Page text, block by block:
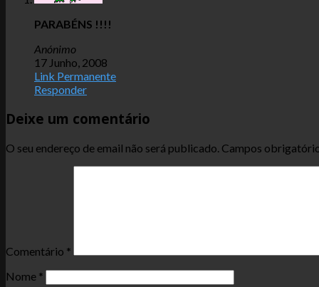
PARABÉNS !!!!
Anónimo
17 Junho, 2008
Link Permanente
Responder
Deixe um comentário
O seu endereço de email não será publicado. Campos
Comentário *
Nome *